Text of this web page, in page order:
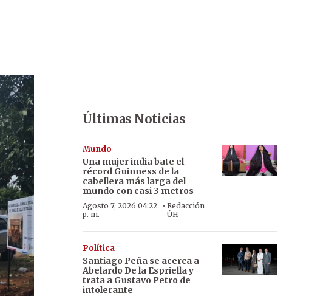
Últimas Noticias
Mundo
Una mujer india bate el
récord Guinness de la
cabellera más larga del
mundo con casi 3 metros
Agosto 7, 2026 04:22
p. m.
·Redacción
ÚH
Política
Santiago Peña se acerca a
Abelardo De la Espriella y
trata a Gustavo Petro de
intolerante